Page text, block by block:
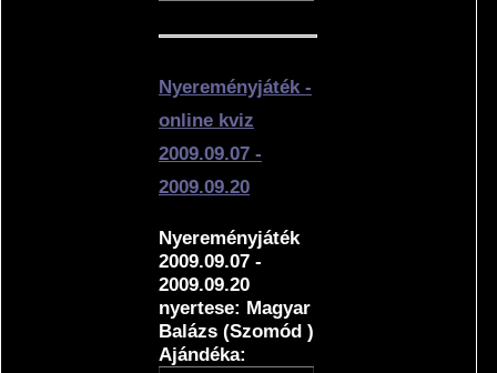
Nyereményjáték -
online kviz
2009.09.07 -
2009.09.20
Nyereményjáték
2009.09.07 -
2009.09.20
nyertese: Magyar
Balázs (Szomód )
Ajándéka: